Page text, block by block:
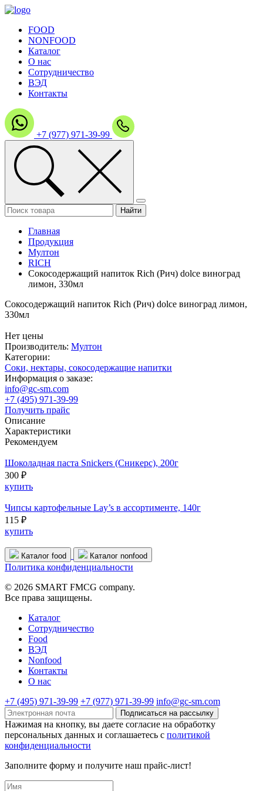
FOOD
NONFOOD
Каталог
О нас
Сотрудничество
ВЭД
Контакты
+7 (977) 971-39-99
Главная
Продукция
Мултон
RICH
Сокосодержащий напиток Rich (Рич) dolce виноград
лимон, 330мл
Сокосодержащий напиток Rich (Рич) dolce виноград лимон,
330мл
Нет цены
Производитель: Мултон
Категории:
Соки, нектары, cокосодержащие напитки
Информация о заказе:
info@gc-sm.com
+7 (495) 971-39-99
Получить прайс
Описание
Характеристики
Рекомендуем
Шоколадная паста Snickers (Сникерс), 200г
300 ₽
купить
Чипсы картофельные Lay’s в ассортименте, 140г
115 ₽
купить
Каталог food Каталог nonfood
Политика конфиденциальности
© 2026 SMART FMCG company.
Все права защищены.
Каталог
Cотрудничество
Food
ВЭД
Nonfood
Контакты
О нас
+7 (495) 971-39-99 +7 (977) 971-39-99 info@gc-sm.com
Подписаться на рассылку
Нажимая на кнопку, вы даете согласие на обработку
персональных данных и соглашаетесь c политикой
конфиденциальности
Заполните форму и получите наш прайс-лист!